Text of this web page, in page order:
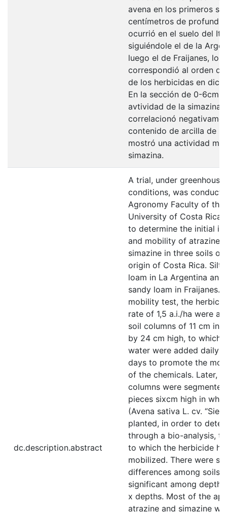
avena en los primeros
centímetros de
ocurrió en el suelo del
siguiéndole el de la
luego el de Fraijanes, lo
correspondió al orden
de los herbicidas en
En la sección de 0-6cm
avtividad de la simazina
correlacionó
contenido de arcilla de
mostró una actividad
simazina.
dc.description.abstract
A trial, under greenhouse
conditions, was
Agronomy Faculty of the
University of Costa Rica,
to determine the initial
and mobility of atrazine
simazine in three soils of
origin of Costa Rica.
loam in La Argentina and
sandy loam in Fraijanes.
mobility test, the
rate of 1,5 a.i./ha were
soil columns of 11 cm in
by 24 cm high, to which
water were added daily
days to promote the
of the chemicals. Later,
columns were
pieces sixcm high in
(Avena sativa L. cv.
planted, in order to
through a bio-analysis,
to which the herbicide
mobilized. There were
differences among soils
significant among
x depths. Most of the
atrazine and simazine